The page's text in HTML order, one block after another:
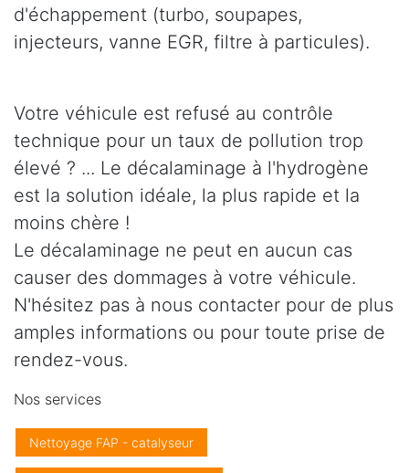
d'échappement (turbo, soupapes,
injecteurs, vanne EGR, filtre à particules).
Votre véhicule est refusé au contrôle
technique pour un taux de pollution trop
élevé ? ... Le décalaminage à l'hydrogène
est la solution idéale, la plus rapide et la
moins chère !
Le décalaminage ne peut en aucun cas
causer des dommages à votre véhicule.
N'hésitez pas à nous contacter pour de plus
amples informations ou pour toute prise de
rendez-vous.
Nos services
Nettoyage FAP - catalyseur